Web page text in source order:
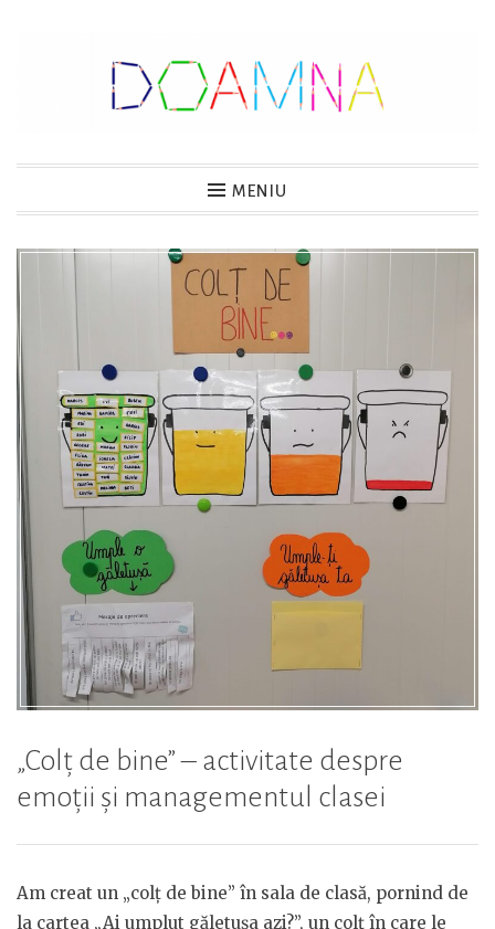
DOAMNA MENIU
„Colț de bine” – activitate despre
emoții și managementul clasei
Am creat un „colț de bine” în sala de clasă, pornind de
la cartea „Ai umplut găletușa azi?”, un colț în care le